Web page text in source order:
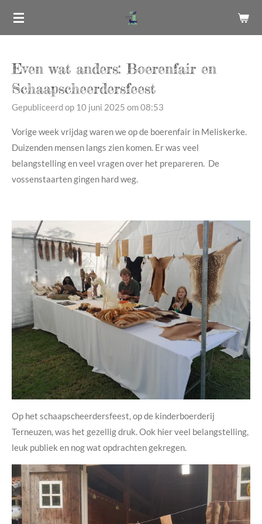
Ga
hoofdinhoud
Even wat anders: Boerenfair en
Schaapscheerdersfeest
Gepubliceerd op 10 juni 2025 om 08:53
Vorige week vrijdag waren we op de boerenfair in Meliskerke.
Duizenden mensen langs zien komen. Er was veel
belangstelling en veel vragen over het prepareren. De
vossenstaarten gingen hard weg.
Op het schaapscheerdersfeest, op de kinderboerderij
Terneuzen, was het gezellig druk. Ook hier veel belangstelling,
leuk publiek en nog wat opdrachten gekregen.